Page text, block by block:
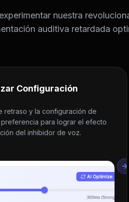
nuestra
auditiva retardada
Configuración
retraso y la configuración de
para lograr el efecto
del inhibidor de voz.